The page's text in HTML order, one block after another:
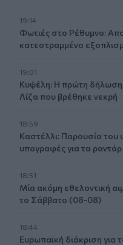
19:14
Φωτιές στο Ρέθυμνο:
κατεστραμμένο
19:01
Κυψέλη: Η πρώτη δήλωση
Λίζα που βρέθηκε νεκρή
18:59
Καστέλλι: Παρουσία του
υπογραφές για τα
18:51
Μία ακόμη εθελοντική
το Σάββατο (08-08)
18:44
Ευρωπαϊκή διάκριση για